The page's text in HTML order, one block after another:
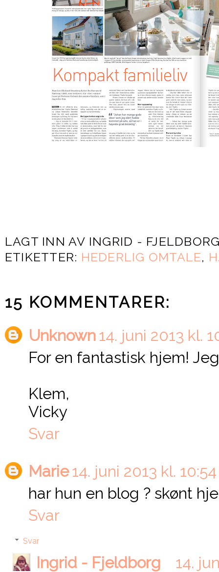
LAGT INN AV INGRID -
ETIKETTER: HEDERLIG OMTALE,
15 KOMMENTARER:
Unknown14. juni 2013 kl.
For en fantastisk hjem!
Klem,
Vicky
Svar
Marie14. juni 2013 kl. 10:54
har hun en blog ? skønt
Svar
Svar
Ingrid - Fjeldborg
14.